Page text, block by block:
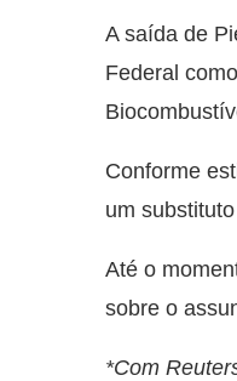
A saída de
Federal
Conforme
um
Até o
sobre o
*Com